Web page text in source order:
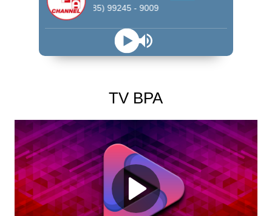
WhatsApp (85) 99245 - 9009
TV BPA